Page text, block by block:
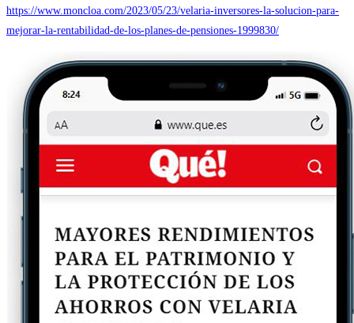
https://www.moncloa.com/2023/05/23/velaria-inversores-la-solucion-para-
mejorar-la-rentabilidad-de-los-planes-de-pensiones-1999830/